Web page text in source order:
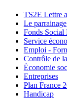
TS2E Lettre
Le parrainage
Fonds Social
Service
Emploi -
Contrôle de
Économie
Entreprises
Plan France
Handicap